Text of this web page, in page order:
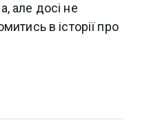
але досі не
в історії про